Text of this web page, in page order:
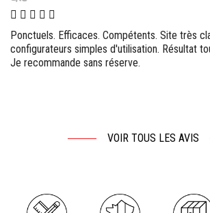
Agréablement surpris par la qualité de service
française. La qualité est excellente (épaisse
recommande vivement cette entreprise
VOIR TOUS LES AVIS